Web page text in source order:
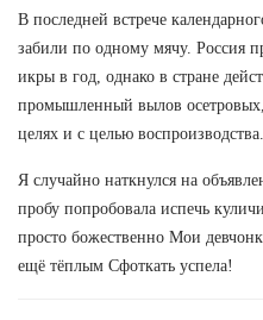
В последней встрече
забили по одному мячу. Россия
икры в год, однако в стране
промышленный вылов
целях и с целью воспроизводства.
Я случайно наткнулся на
пробу попробовала испечь
просто божественно Мои
ещё тёплым Сфоткать успела!